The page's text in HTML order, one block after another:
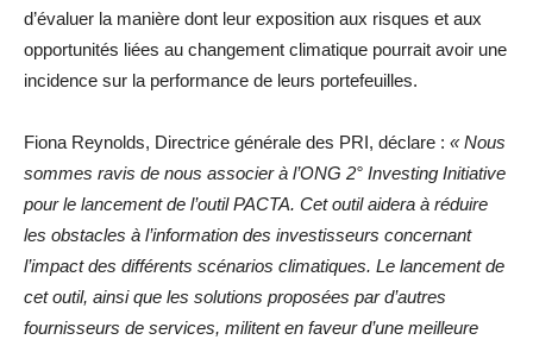
d’évaluer la manière dont leur exposition aux risques et aux
opportunités liées au changement climatique pourrait avoir une
incidence sur la performance de leurs portefeuilles.
Fiona Reynolds, Directrice générale des PRI, déclare : « Nous
sommes ravis de nous associer à l’ONG 2° Investing Initiative
pour le lancement de l’outil PACTA. Cet outil aidera à réduire
les obstacles à l’information des investisseurs concernant
l’impact des différents scénarios climatiques. Le lancement de
cet outil, ainsi que les solutions proposées par d’autres
fournisseurs de services, militent en faveur d’une meilleure